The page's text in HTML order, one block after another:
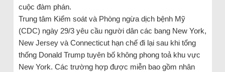
cuộc đàm phán.
Trung tâm Kiểm soát và Phòng ngừa dịch bệnh Mỹ
(CDC) ngày 29/3 yêu cầu người dân các bang New York,
New Jersey và Connecticut hạn chế đi lại sau khi tổng
thống Donald Trump tuyên bố không phong toả khu vực
New York. Các trường hợp được miễn bao gồm nhân